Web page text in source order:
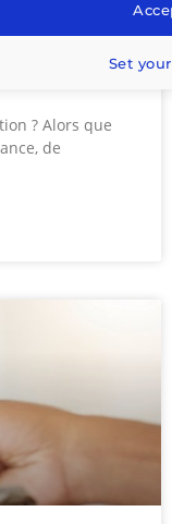
contre
? Alors que
de
Set